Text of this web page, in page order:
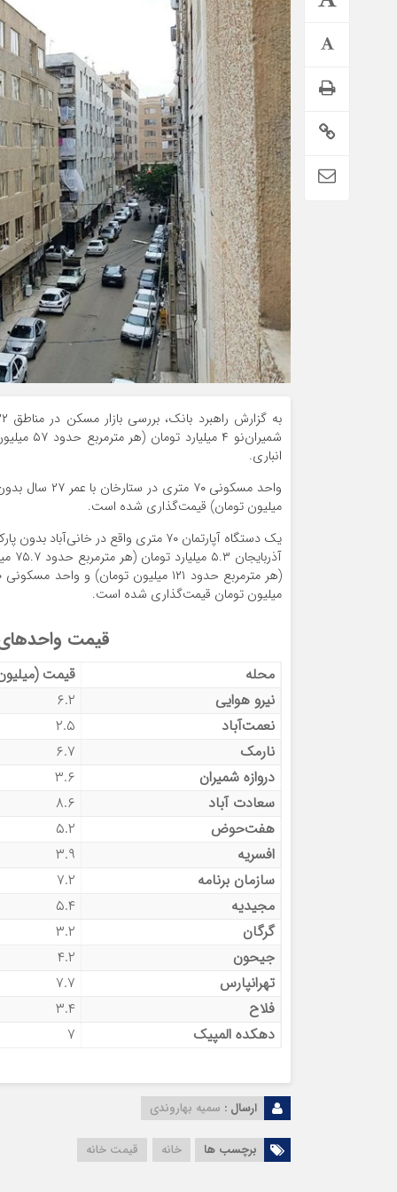
انباری.
میلیون تومان) قیمت‌گذاری شده است.
میلیون تومان قیمت‌گذاری شده است.
قیمت واحدهای مسکونی
محله
قیمت
نیرو هوایی
۶.۲
نعمت‌آباد
۲.۵
نارمک
۶.۷
دروازه شمیران
۳.۶
سعادت آباد
۸.۶
هفت‌حوض
۵.۲
افسریه
۳.۹
سازمان برنامه
۷.۲
مجیدیه
۵.۴
گرگان
۳.۲
جیحون
۴.۲
تهرانپارس
۷.۷
فلاح
۳.۴
دهکده المپیک
۷
ارسال : سمیه بهاروندی
برچسب ها خانه قیمت خانه
اطلاعیه تامین اجتماعی درباره واریز حقوق تیر